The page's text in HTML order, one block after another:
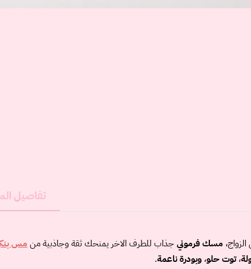
تفاصيل
مسك فرمونيجذاب للطرف الاخر يمنحك ثقة وجاذبية من مس
،توت حلو، وبودرة ناعمة.